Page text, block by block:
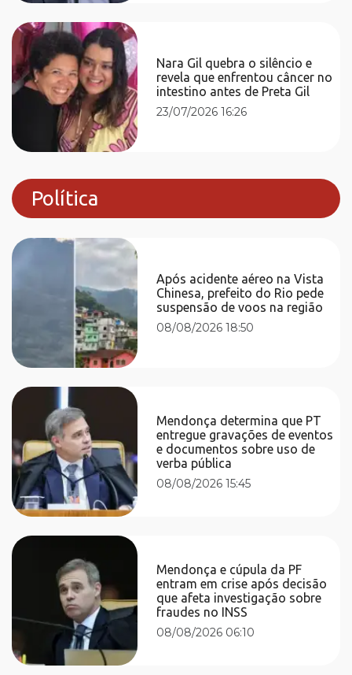
Nara Gil quebra o silêncio e
revela que enfrentou câncer no
intestino antes de Preta Gil
23/07/2026 16:26
Política
Após acidente aéreo na Vista
Chinesa, prefeito do Rio pede
suspensão de voos na região
08/08/2026 18:50
Mendonça determina que PT
entregue gravações de eventos
e documentos sobre uso de
verba pública
08/08/2026 15:45
Mendonça e cúpula da PF
entram em crise após decisão
que afeta investigação sobre
fraudes no INSS
08/08/2026 06:10